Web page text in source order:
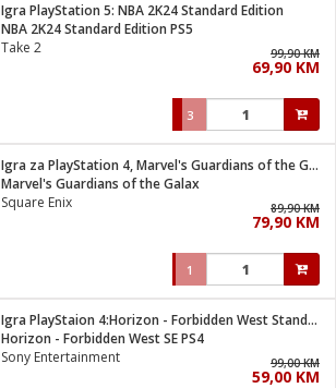
Igra PlayStation 5: NBA 2K24 Standard Edition
NBA 2K24 Standard Edition PS5
Take 2
99,90 KM
69,90 KM
3
Igra za PlayStation 4, Marvel's Guardians of the Galaxy
Marvel's Guardians of the Galax
Square Enix
89,90 KM
79,90 KM
1
Igra PlayStaion 4:Horizon - Forbidden West Standard Edition
Horizon - Forbidden West SE PS4
Sony Entertainment
99,00 KM
59,00 KM